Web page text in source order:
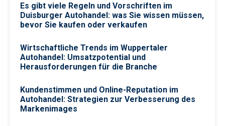
Es gibt viele Regeln und Vorschriften im
Duisburger Autohandel: was Sie wissen müssen,
bevor Sie kaufen oder verkaufen
Wirtschaftliche Trends im Wuppertaler
Autohandel: Umsatzpotential und
Herausforderungen für die Branche
Kundenstimmen und Online-Reputation im
Autohandel: Strategien zur Verbesserung des
Markenimages